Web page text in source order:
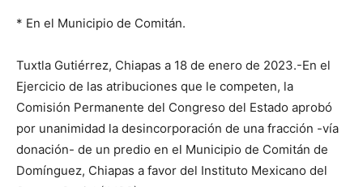
* En el Municipio de Comitán.
Tuxtla Gutiérrez, Chiapas a 18 de enero de 2023.-En el
Ejercicio de las atribuciones que le competen, la
Comisión Permanente del Congreso del Estado aprobó
por unanimidad la desincorporación de una fracción -vía
donación- de un predio en el Municipio de Comitán de
Domínguez, Chiapas a favor del Instituto Mexicano del